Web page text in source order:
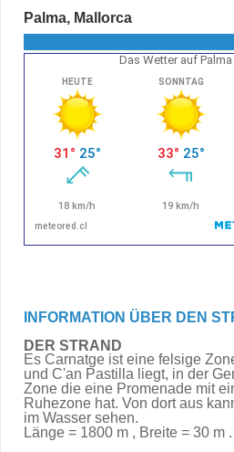
Palma, Mallorca
Das Wetter auf Palma
INFORMATION ÜBER DEN
DER STRAND
Es Carnatge ist eine felsige
und C'an Pastilla liegt, in der
Zone die eine Promenade mit
Ruhezone hat. Von dort aus
im Wasser sehen.
Länge = 1800 m , Breite = 30 m .